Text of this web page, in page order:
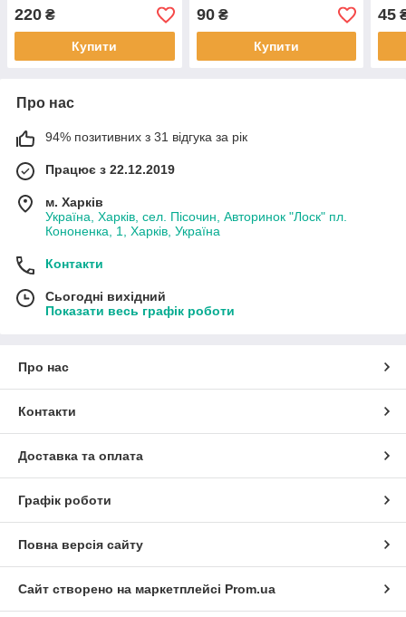
220 ₴
Купити
90₴
Купити
45
Про нас
94% позитивних з 31 відгука за рік
Працює з 22.12.2019
м. Харків
Україна, Харків, сел. Пісочин, Авторинок "Лоск" пл.
Кононенка, 1, Харків, Україна
Контакти
Сьогодні вихідний
Показати весь графік роботи
Про нас
Контакти
Доставка та оплата
Графік роботи
Повна версія сайту
Сайт створено на маркетплейсі Prom.ua